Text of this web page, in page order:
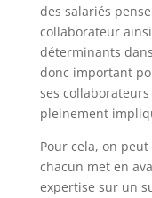
des salariés
collaborateur
déterminants
donc important
ses
pleinement
Pour cela, on
chacun met en
expertise sur un